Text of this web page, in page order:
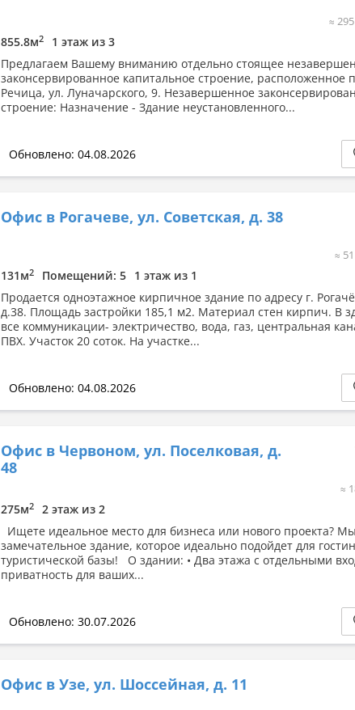
≈
855.8м2
1 этаж из 3
Предлагаем Вашему вниманию отдельно стоящее
законсервированное капитальное строение, расположенное
Речица, ул. Луначарского, 9. Незавершенное
строение: Назначение - Здание неустановленного...
Обновлено: 04.08.2026
Офис в Рогачеве, ул. Советская, д. 38
≈
131м2 Помещений: 5 1 этаж из 1
Продается одноэтажное кирпичное здание по адресу г.
д.38. Площадь застройки 185,1 м2. Материал стен кирпич. В
все коммуникации- электричество, вода, газ, центральная
ПВХ. Участок 20 соток. На участке...
Обновлено: 04.08.2026
Офис в Червоном, ул. Поселковая, д.
48
≈
275м2
2 этаж из 2
Ищете идеальное место для бизнеса или нового проекта?
замечательное здание, которое идеально подойдет для
туристической базы! О здании: • Два этажа с отдельными
приватность для ваших...
Обновлено: 30.07.2026
Офис в Узе, ул. Шоссейная, д. 11